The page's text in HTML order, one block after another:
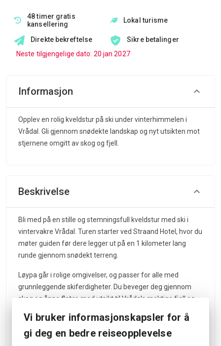
48 timer gratis
kansellering
Lokal turisme
Direkte bekreftelse
Sikre betalinger
Neste tilgjengelige dato: 20 jan 2027
Informasjon
Opplev en rolig kveldstur på ski under vinterhimmelen i
Vrådal. Gli gjennom snødekte landskap og nyt utsikten mot
stjernene omgitt av skog og fjell.
Beskrivelse
Bli med på en stille og stemningsfull kveldstur med ski i
vintervakre Vrådal. Turen starter ved Straand Hotel, hvor du
møter guiden før dere legger ut på en 1 kilometer lang
runde gjennom snødekt terreng.
Løypa går i rolige omgivelser, og passer for alle med
grunnleggende skiferdigheter. Du beveger deg gjennom
skog og åpne flater, med utsikt til Vrådals mektige fjell og
skuldrene og bare være til stede i øyeblikket.
Vi bruker informasjonskapsler for å
gi deg en bedre reiseopplevelse